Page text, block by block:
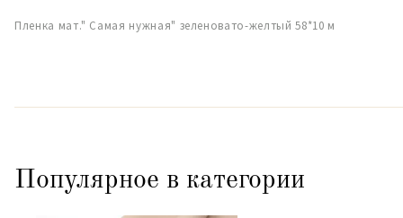
Пленка мат." Самая нужная" зеленовато-желтый 58*10 м
Популярное в категории